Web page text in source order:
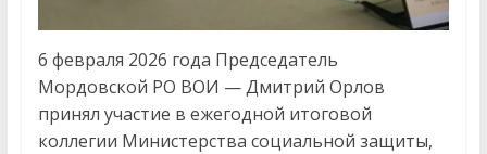
6 февраля 2026 года Председатель
Мордовской РО ВОИ — Дмитрий Орлов
принял участие в ежегодной итоговой
коллегии Министерства социальной защиты,